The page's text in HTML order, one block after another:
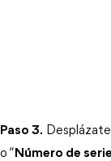
Paso 3.
o “ Número de serie